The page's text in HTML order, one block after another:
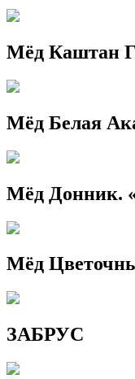
Мёд Каштан
Мёд Белая
Мёд Донник.
Мёд
ЗАБРУС